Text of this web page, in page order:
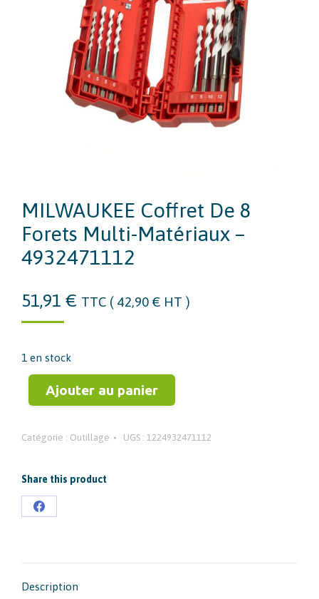
MILWAUKEE Coffret De 8
Forets Multi-Matériaux –
4932471112
51,91 € TTC ( 42,90 € HT )
1 en stock
Ajouter au panier
Catégorie : Outillage UGS : 1224932471112
Share this product
Partager
Description